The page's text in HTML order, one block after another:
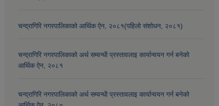
चन्द्रागिरि नगरपालिकाको आर्थिक ऐन, २०८१(पहिलो संशोधन, २०८१)
चन्द्रागिरि नगरपालिकाको अर्थ सम्वन्धी प्रस्तावलाइ कार्यान्वयन गर्न बनेको
आर्थिक ऐन, २०८१
चन्द्रागिरि नगरपालिकाको अर्थ सम्वन्धी प्रस्तावलाइ कार्यान्वयन गर्न बनेको